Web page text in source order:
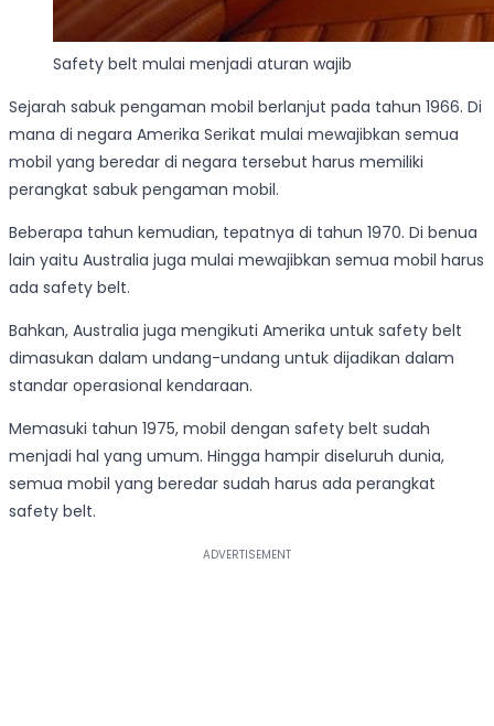
Safety belt mulai menjadi aturan wajib
Sejarah sabuk pengaman mobil berlanjut pada tahun 1966. Di
mana di negara Amerika Serikat mulai mewajibkan semua
mobil yang beredar di negara tersebut harus memiliki
perangkat sabuk pengaman mobil.
Beberapa tahun kemudian, tepatnya di tahun 1970. Di benua
lain yaitu Australia juga mulai mewajibkan semua mobil harus
ada safety belt.
Bahkan, Australia juga mengikuti Amerika untuk safety belt
dimasukan dalam undang-undang untuk dijadikan dalam
standar operasional kendaraan.
Memasuki tahun 1975, mobil dengan safety belt sudah
menjadi hal yang umum. Hingga hampir diseluruh dunia,
semua mobil yang beredar sudah harus ada perangkat
safety belt.